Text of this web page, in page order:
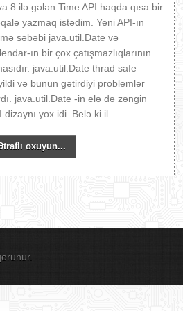
8 ilə gələn Time API haqda qısa bir
yazmaq istədim. Yeni API-ın
səbəbi java.util.Date və
ın bir çox çatışmazlıqlarının
java.util.Date thrad safe
və bunun gətirdiyi problemlər
java.util.Date -in elə də zəngin
dizaynı yox idi. Belə ki il ...
oxuyun...